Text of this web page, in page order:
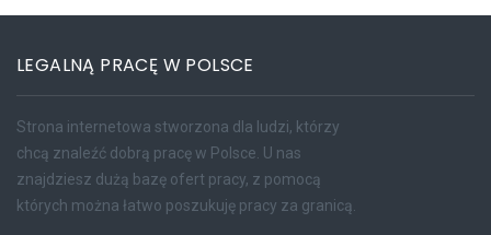
LEGALNĄ PRACĘ W POLSCE
Strona internetowa stworzona dla ludzi, którzy
chcą znaleźć dobrą pracę w Polsce. U nas
znajdziesz dużą bazę ofert pracy, z pomocą
których można łatwo poszukuję pracy za granicą.